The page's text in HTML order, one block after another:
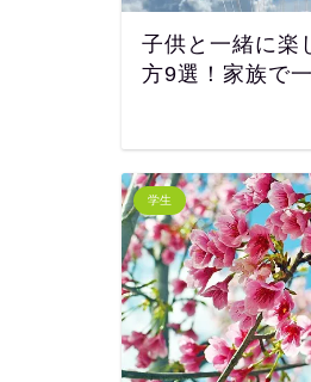
子供と一緒に楽
方9選！家族で
学生